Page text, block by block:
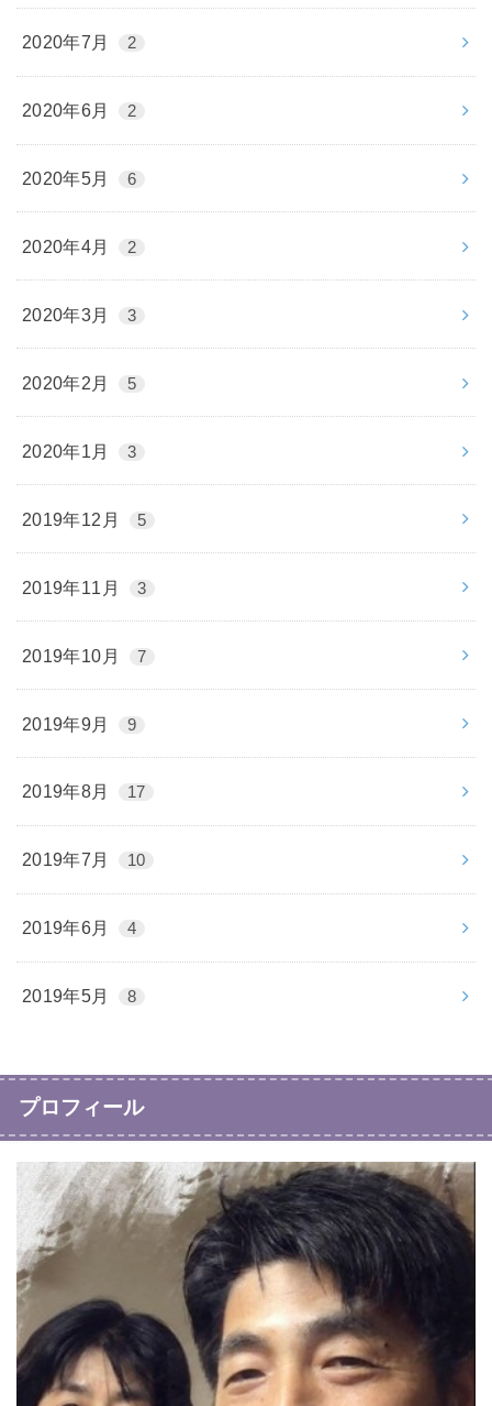
2020年7月 2
2020年6月 2
2020年5月 6
2020年4月 2
2020年3月 3
2020年2月 5
2020年1月 3
2019年12月 5
2019年11月 3
2019年10月 7
2019年9月 9
2019年8月 17
2019年7月 10
2019年6月 4
2019年5月 8
プロフィール